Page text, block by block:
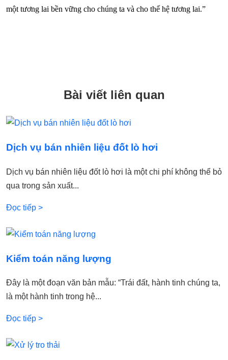
một tương lai bền vững cho chúng ta và cho thế hệ tương lai.”
Bài viết liên quan
Dịch vụ bán nhiên liệu đốt lò hơi
Dịch vụ bán nhiên liệu đốt lò hơi là một chi phí không thể bỏ
qua trong sản xuất...
Đọc tiếp >
Kiểm toán năng lượng
Đây là một đoạn văn bản mẫu: “Trái đất, hành tinh chúng ta,
là một hành tinh trong hệ...
Đọc tiếp >